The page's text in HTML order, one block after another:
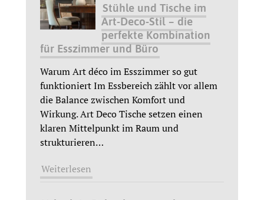
Stühle und Tische im
Art-Deco-Stil – die
perfekte Kombination
für Esszimmer und Büro
Warum Art déco im Esszimmer so gut
funktioniert Im Essbereich zählt vor allem
die Balance zwischen Komfort und
Wirkung. Art Deco Tische setzen einen
klaren Mittelpunkt im Raum und
strukturieren…
Weiterlesen